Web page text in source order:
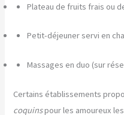
Plateau de fruits frais ou
Petit-déjeuner servi en
Massages en duo (sur
Certains établissements
coquinspour les amoureux